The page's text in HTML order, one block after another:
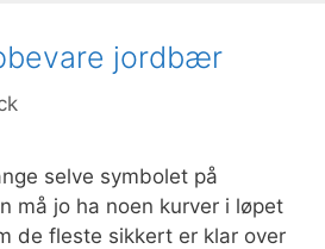
jordbær
selve symbolet på
må jo ha noen kurver i løpet
de fleste sikkert er klar over